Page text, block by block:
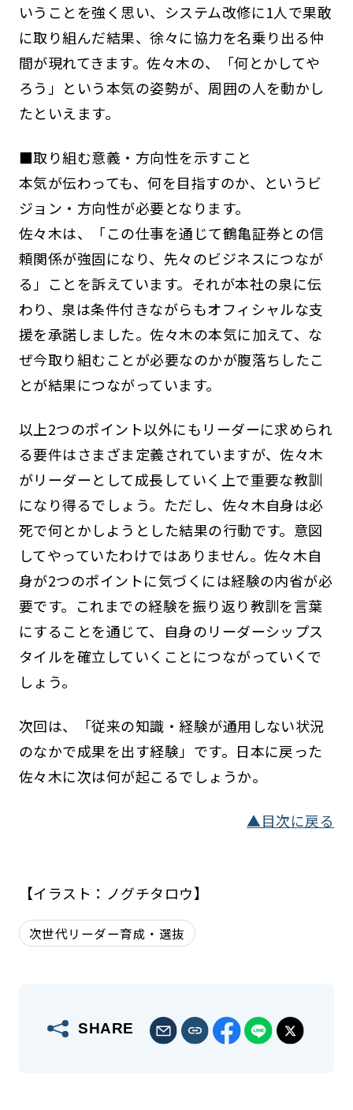
いうことを強く思い、システム改修に1人で果敢
に取り組んだ結果、徐々に協力を名乗り出る仲
間が現れてきます。佐々木の、「何とかしてや
ろう」という本気の姿勢が、周囲の人を動かし
たといえます。
■取り組む意義・方向性を示すこと
本気が伝わっても、何を目指すのか、というビ
ジョン・方向性が必要となります。
佐々木は、「この仕事を通じて鶴亀証券との信
頼関係が強固になり、先々のビジネスにつなが
る」ことを訴えています。それが本社の泉に伝
わり、泉は条件付きながらもオフィシャルな支
援を承諾しました。佐々木の本気に加えて、な
ぜ今取り組むことが必要なのかが腹落ちしたこ
とが結果につながっています。
以上2つのポイント以外にもリーダーに求められ
る要件はさまざま定義されていますが、佐々木
がリーダーとして成長していく上で重要な教訓
になり得るでしょう。ただし、佐々木自身は必
死で何とかしようとした結果の行動です。意図
してやっていたわけではありません。佐々木自
身が2つのポイントに気づくには経験の内省が必
要です。これまでの経験を振り返り教訓を言葉
にすることを通じて、自身のリーダーシップス
タイルを確立していくことにつながっていくで
しょう。
次回は、「従来の知識・経験が通用しない状況
のなかで成果を出す経験」です。日本に戻った
佐々木に次は何が起こるでしょうか。
▲目次に戻る
【イラスト：ノグチタロウ】
次世代リーダー育成・選抜
SHARE